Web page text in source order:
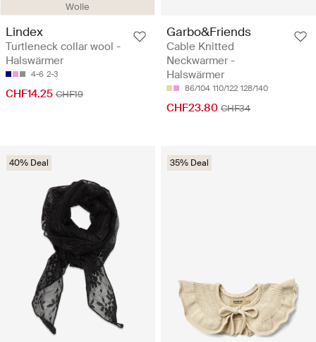
Wolle
Lindex
Turtleneck collar wool -
Halswärmer
4-6 2-3
CHF14.25 CHF19
Garbo&Friends
Cable Knitted
Neckwarmer -
Halswärmer
86/104 110/122 128/140
CHF23.80 CHF34
40% Deal 35% Deal